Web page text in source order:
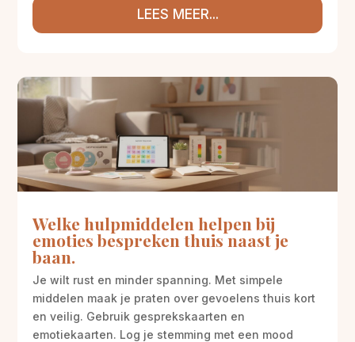
LEES MEER...
Welke hulpmiddelen helpen bij
emoties bespreken thuis naast je
baan.
Je wilt rust en minder spanning. Met simpele
middelen maak je praten over gevoelens thuis kort
en veilig. Gebruik gesprekskaarten en
emotiekaarten. Log je stemming met een mood